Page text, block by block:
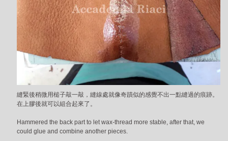
縫緊後稍微用槌子敲一敲，縫線處就像奇蹟似的感覺不出一點縫過的痕跡。
在上膠後就可以組合起來了。
Hammered the back part to let wax-thread more stable, after that, we
could glue and combine another pieces.